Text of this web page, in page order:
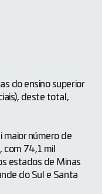
do ensino superior
deste total,
maior número de
com 74,1 mil
estados de Minas
do Sul e Santa